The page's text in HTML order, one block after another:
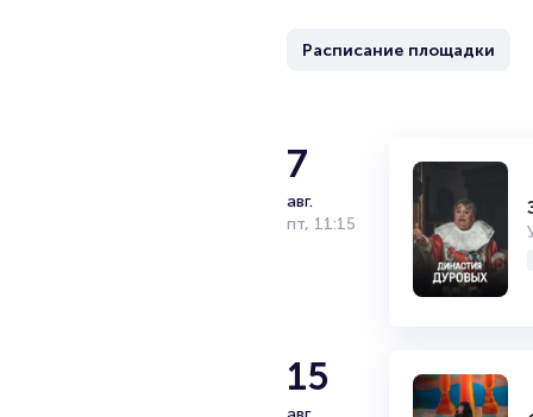
Расписание площадки
7
авг.
пт, 11:15
15